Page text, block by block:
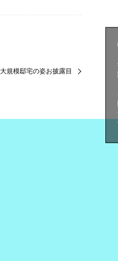
大規模邸宅の姿お披露目